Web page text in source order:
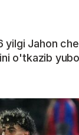
yilgi Jahon
o'tkazib